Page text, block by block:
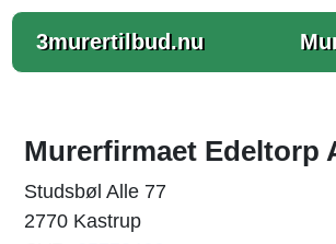
3murertilbud.nu
Murerfirmaet Edeltorp
Studsbøl Alle 77
2770 Kastrup